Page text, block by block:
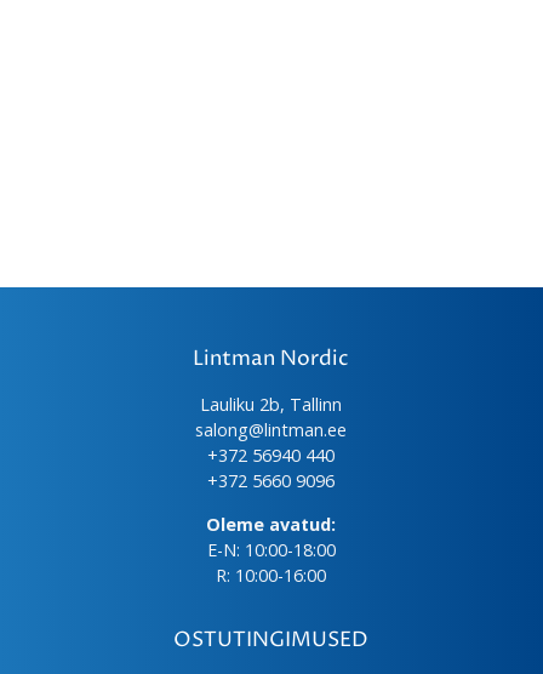
Lintman Nordic
Lauliku 2b, Tallinn
salong@lintman.ee
+372 56940 440
+372 5660 9096
Oleme avatud:
E-N: 10:00-18:00
R: 10:00-16:00
OSTUTINGIMUSED